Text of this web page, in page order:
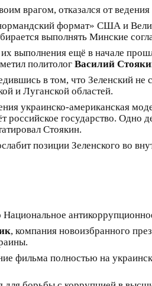
врагом, отказался от
формат» США и
выполнять Минские
выполнения ещё в начале
политолог Василий
в том, что Зеленский
и Луганской областей.
украинско-американская
российское государство.
Стоякин.
позиции Зеленского во
, компания новоизбранного
фильма полностью на